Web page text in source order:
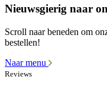
Nieuwsgierig naar
Scroll naar beneden om
bestellen!
Naar menu
Reviews